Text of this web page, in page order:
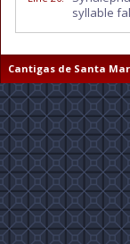
syllable
Cantigas de Santa